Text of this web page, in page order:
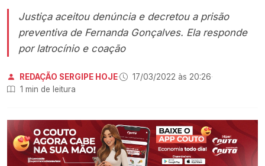
Justiça aceitou denúncia e decretou a prisão
preventiva de Fernanda Gonçalves. Ela responde
por latrocínio e coação
REDAÇÃO SERGIPE HOJE· 17/03/2022 às 20:26·
1 min de leitura